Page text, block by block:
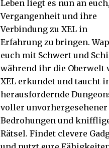
Leben liegt es nun an
Vergangenheit und ihre
Verbindung zu XEL in
Erfahrung zu bringen.
euch mit Schwert und
während ihr die Oberwelt
XEL erkundet und taucht
herausfordernde
voller unvorhergesehener
Bedrohungen und
Rätsel. Findet clevere